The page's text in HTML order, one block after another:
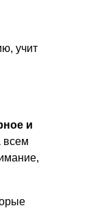
учит
и
всем